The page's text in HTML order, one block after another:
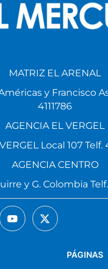
PÁGINAS
MATRIZ EL ARENAL
y Francisco
4111786
AGENCIA EL VERGEL
Local 107 Telf.
AGENCIA CENTRO
y G. Colombia